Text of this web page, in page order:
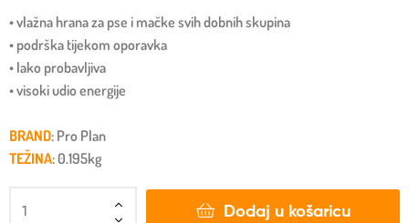
• vlažna hrana za pse i mačke svih dobnih skupina
• podrška tijekom oporavka
• lako probavljiva
• visoki udio energije
BRAND: Pro Plan
TEŽINA: 0.195kg
Dodaj u košaricu